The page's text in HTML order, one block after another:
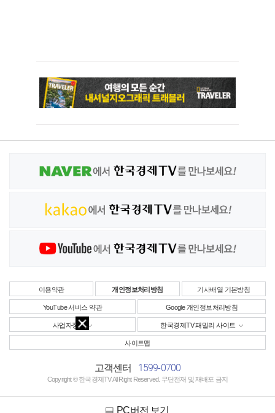
이용약관 개인정보처리방침 기사배열 기본방침
YouTube 서비스 약관 Google 개인정보처리방침
사업자정보 한국경제TV 패밀리 사이트
사이트맵
고객센터 1599-0700
Copyright © 한국경제TV All Right Reserved. 무단전재 및 재배포 금지
PC버전 보기